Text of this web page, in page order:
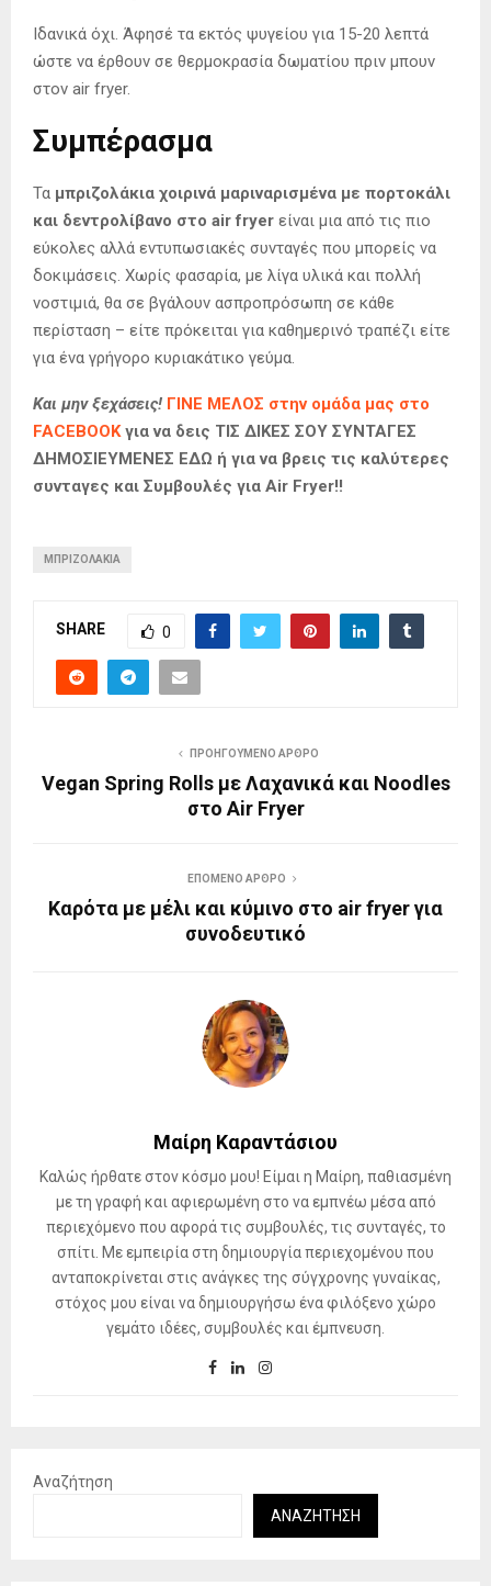
Ιδανικά όχι. Άφησέ τα εκτός ψυγείου για 15-20 λεπτά
ώστε να έρθουν σε θερμοκρασία δωματίου πριν μπουν
στον air fryer.
Συμπέρασμα
Τα μπριζολάκια χοιρινά μαριναρισμένα με πορτοκάλι
και δεντρολίβανο στο air fryer είναι μια από τις πιο
εύκολες αλλά εντυπωσιακές συνταγές που μπορείς να
δοκιμάσεις. Χωρίς φασαρία, με λίγα υλικά και πολλή
νοστιμιά, θα σε βγάλουν ασπροπρόσωπη σε κάθε
περίσταση – είτε πρόκειται για καθημερινό τραπέζι είτε
για ένα γρήγορο κυριακάτικο γεύμα.
Και μην ξεχάσεις! ΓΙΝΕ ΜΕΛΟΣ στην ομάδα μας στο
FACEBOOKγια να δεις ΤΙΣ ΔΙΚΕΣ ΣΟΥ ΣΥΝΤΑΓΕΣ
ΔΗΜΟΣΙΕΥΜΕΝΕΣ ΕΔΩ ή για να βρεις τις καλύτερες
συνταγες και Συμβουλές για Air Fryer!!
ΜΠΡΙΖΟΛΑΚΙΑ
SHARE 0
ΠΡΟΗΓΟΎΜΕΝΟ ΆΡΘΡΟ
Vegan Spring Rolls με Λαχανικά και Noodles
στο Air Fryer
ΕΠΌΜΕΝΟ ΆΡΘΡΟ
Καρότα με μέλι και κύμινο στο air fryer για
συνοδευτικό
Μαίρη Καραντάσιου
Καλώς ήρθατε στον κόσμο μου! Είμαι η Μαίρη, παθιασμένη
με τη γραφή και αφιερωμένη στο να εμπνέω μέσα από
περιεχόμενο που αφορά τις συμβουλές, τις συνταγές, το
σπίτι. Με εμπειρία στη δημιουργία περιεχομένου που
ανταποκρίνεται στις ανάγκες της σύγχρονης γυναίκας,
στόχος μου είναι να δημιουργήσω ένα φιλόξενο χώρο
γεμάτο ιδέες, συμβουλές και έμπνευση.
Αναζήτηση
ΑΝΑΖΉΤΗΣΗ